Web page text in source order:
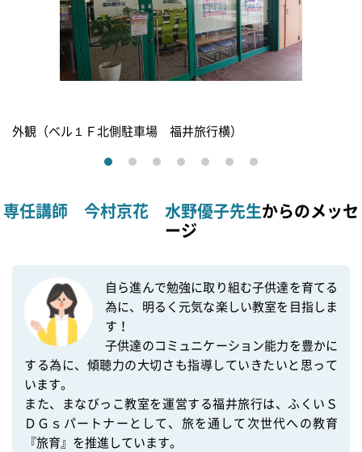
外観（ベル１Ｆ北側駐車場 福井旅行横）
専任講師 今村京花 水野優子先生からのメッセ
ージ
自ら進んで勉強に取り組む子供達を育てる
為に、明るく元気な楽しい教室を目指しま
す！
子供達のコミュニケーション能力を豊かに
する為に、傾聴力の大切さも指導していきたいと思って
います。
また、まなびっこ教室を運営する福井旅行は、ふくいＳ
ＤＧｓパートナーとして、旅を通して次世代への教育
『旅育』を推進しています。